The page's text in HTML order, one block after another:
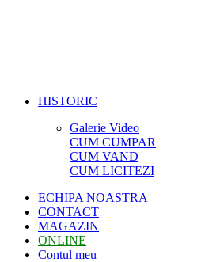
HISTORIC
Galerie Video
CUM CUMPAR
CUM VAND
CUM LICITEZI
ECHIPA NOASTRA
CONTACT
MAGAZIN
ONLINE
Contul meu